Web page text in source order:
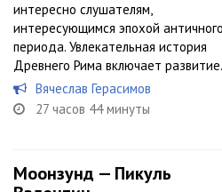
интересно слушателям,
интересующимся эпохой античного
периода. Увлекательная история
Древнего Рима включает
Вячеслав Герасимов
27 часов 44 минуты
Моонзунд — Пикуль